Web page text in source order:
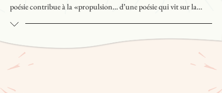
poésie contribue à la «propulsion… d’une poésie qui vit sur la
place publique, d’une poésie qui s’inspire des gens qui l’entourent
Cette collection d’audiocassettes comprend des performances de
Robert Dickson, de Jean Marc Dalpé,de Patrice Desbiens et de
Michel Vallières.